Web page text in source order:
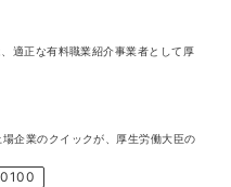
適正な有料職業紹介事業者として厚
企業のクイックが、厚生労働大臣の